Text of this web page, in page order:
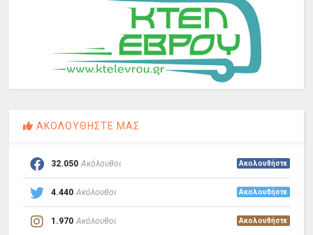
ΑΚΟΛΟΥΘΗΣΤΕ ΜΑΣ
32.050 Ακόλουθοι Ακολουθήστε
4.440 Ακόλουθοι Ακολουθήστε
1.970 Ακόλουθοι Ακολουθήστε